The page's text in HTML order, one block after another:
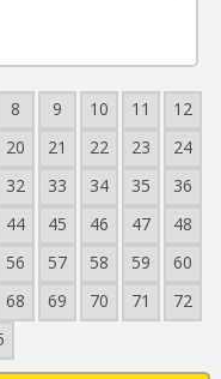
8 9 10 11
12
20 21 22 23
24
32 33 34 35
36
44 45 46 47
48
56 57 58 59
60
68 69 70 71
72